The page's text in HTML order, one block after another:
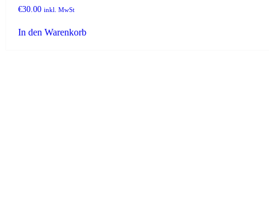
€30.00 inkl. MwSt
In den Warenkorb